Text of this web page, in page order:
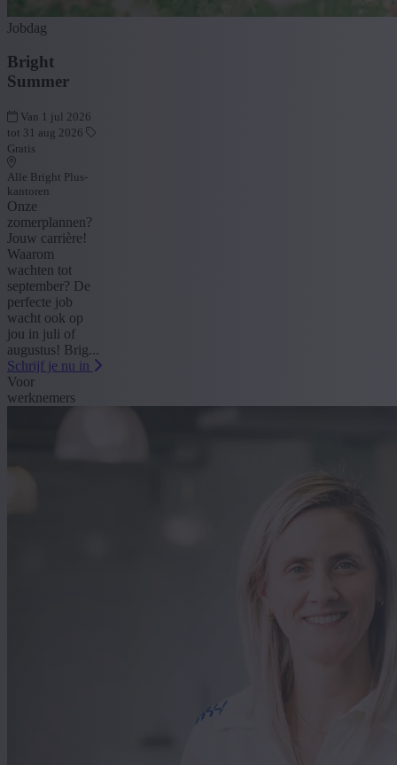
Jobdag
Bright
Summer
Van 1 jul 2026
tot 31 aug 2026
Gratis
Alle Bright Plus-
kantoren
Onze
zomerplannen?
Jouw carrière!
Waarom
wachten tot
september? De
perfecte job
wacht ook op
jou in juli of
augustus! Brig...
Schrijf je nu in
Voor
werknemers